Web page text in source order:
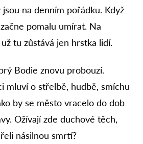
na denním pořádku. Když
pomalu umírat. Na
tu zůstává jen hrstka lidí.
Bodie znovu probouzí.
mluví o střelbě, hudbě, smíchu
by se město vracelo do dob
Ožívají zde duchové těch,
násilnou smrtí?